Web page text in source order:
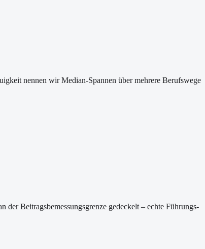
nennen wir Median-Spannen über mehrere Berufswege
Beitragsbemessungsgrenze gedeckelt – echte Führungs-